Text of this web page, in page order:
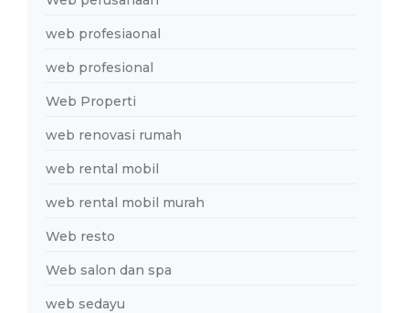
web profesiaonal
web profesional
Web Properti
web renovasi rumah
web rental mobil
web rental mobil murah
Web resto
Web salon dan spa
web sedayu